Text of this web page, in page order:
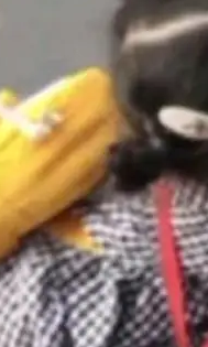
。
届大会
办，以
新范
产业落地
生产力
XAge
。对CI
从效率
对的新
两项：
PoC走
用...
Fedos
西不新
类型
不是类
式。 文
色主题
——bool
式、浅
的组
要知道
O
又一
都在
Twitte
Cloudfla
其他所
开源项